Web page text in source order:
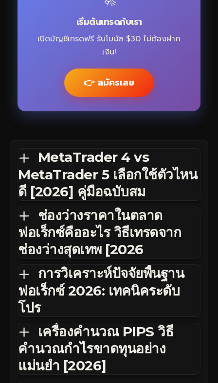
เริ่มต้นเทรดกับเรา
เปิดบัญชีเทรดฟรี รับโบนัส $30 ไม่ต้องฝาก
เงิน!
👉 สมัครเลย
MetaTrader 4 vs
MetaTrader 5 เลือกใช้ตัวไหน
ดี [2026] คู่มือฉบับสม
ช่องว่างราคาในตลาด
ฟอเร็กซ์คืออะไร วิธีเทรดจาก
ช่องว่างสุดเทพ [2026
การวิเคราะห์ปัจจัยพื้นฐาน
ฟอเร็กซ์ 2026: เทคนิคระดับ
โปร
เครื่องคำนวณ PIPS วิธี
คำนวณกำไรขาดทุนอย่าง
แม่นยำ [2026]